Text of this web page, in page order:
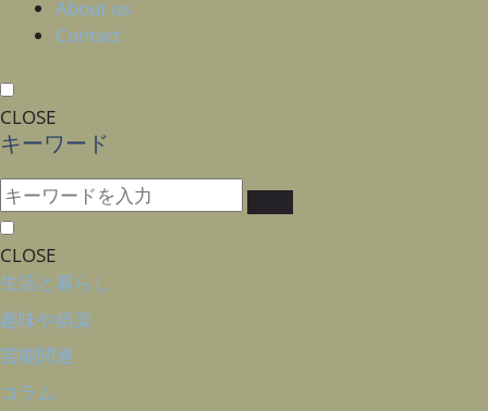
About us
Contact
CLOSE
キーワード
CLOSE
生活と暮らし
趣味や娯楽
芸能関連
コラム